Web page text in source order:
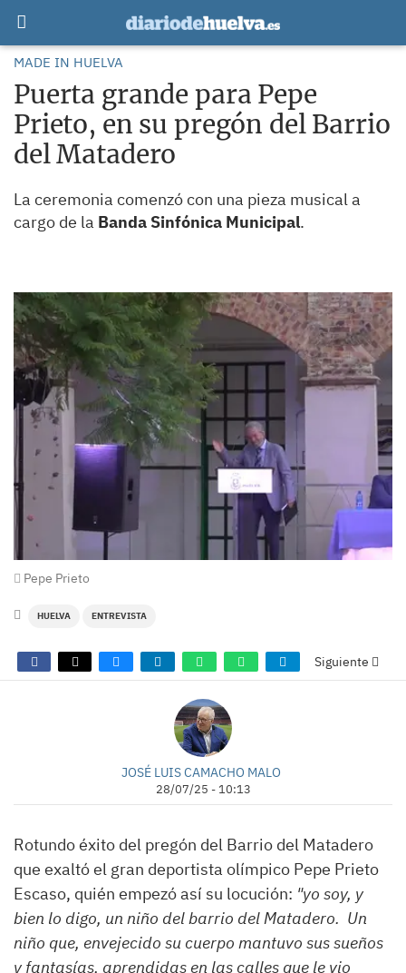
MADE IN HUELVA
Puerta grande para Pepe
Prieto, en su pregón del Barrio
del Matadero
La ceremonia comenzó con una pieza musical a
cargo de la Banda Sinfónica Municipal.
Pepe Prieto
HUELVA ENTREVISTA
Siguiente
JOSÉ LUIS CAMACHO MALO
28/07/25 - 10:13
Rotundo éxito del pregón del Barrio del Matadero
que exaltó el gran deportista olímpico Pepe Prieto
Escaso, quién empezó así su locución: "yo soy, y
bien lo digo, un niño del barrio del Matadero. Un
niño que, envejecido su cuerpo mantuvo sus sueños
y fantasías, aprendidas en las calles que le vio